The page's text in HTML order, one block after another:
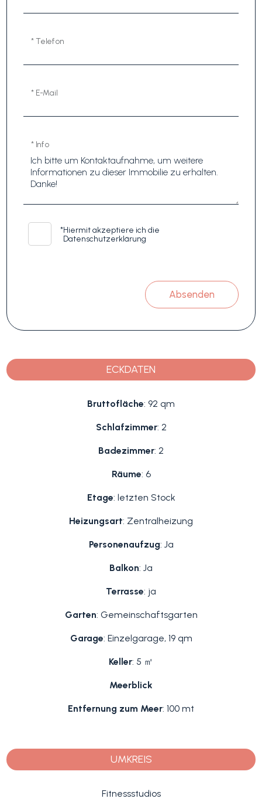
* Telefon
* E-Mail
* Info
*Hiermit akzeptiere ich die
Datenschutzerklärung
Absenden
ECKDATEN
Bruttofläche: 92 qm
Schlafzimmer: 2
Badezimmer: 2
Räume: 6
Etage: letzten Stock
Heizungsart: Zentralheizung
Personenaufzug: Ja
Balkon: Ja
Terrasse: ja
Garten: Gemeinschaftsgarten
Garage: Einzelgarage, 19 qm
Keller: 5 ㎡
Meerblick
Entfernung zum Meer: 100 mt
UMKREIS
Fitnessstudios